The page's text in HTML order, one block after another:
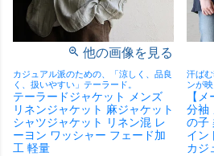
他の画像を見る
カジュアル派のための、「涼しく、品良
く、扱いやすい」テーラード。
テーラードジャケット メンズ
リネンジャケット 麻ジャケット
シャツジャケット リネン混 レ
ーヨン ワッシャー フェード加
工 軽量
汗ば
ンが
【
分袖
の子
イン
カジ